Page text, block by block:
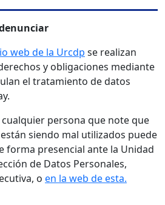
web de la Urcdp se realizan
y obligaciones mediante
el tratamiento de datos
persona que note que
siendo mal utilizados puede
forma presencial ante la Unidad
de Datos Personales,
o en la web de esta.